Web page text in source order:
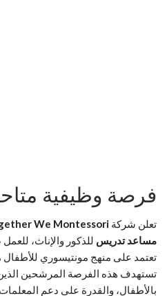
فرصة وظيفية
تعلن شركة We Montessori
مساعد تدريس للذكور والإناث،
تستهدف هذه الفرصة المرشحين الذين
بالأطفال، والقدرة على دعم